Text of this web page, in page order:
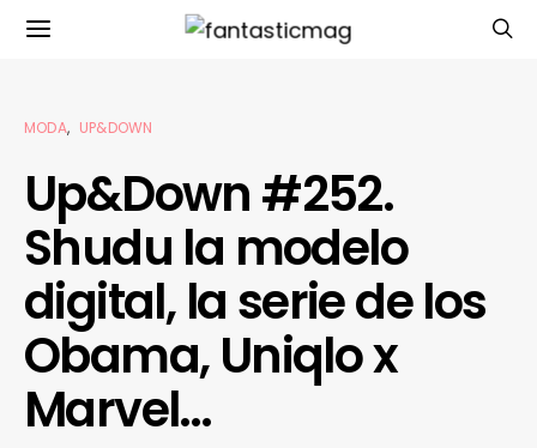
MODA UP&DOWN
Up&Down #252.
Shudu la modelo
digital, la serie de los
Obama, Uniqlo x
Marvel…